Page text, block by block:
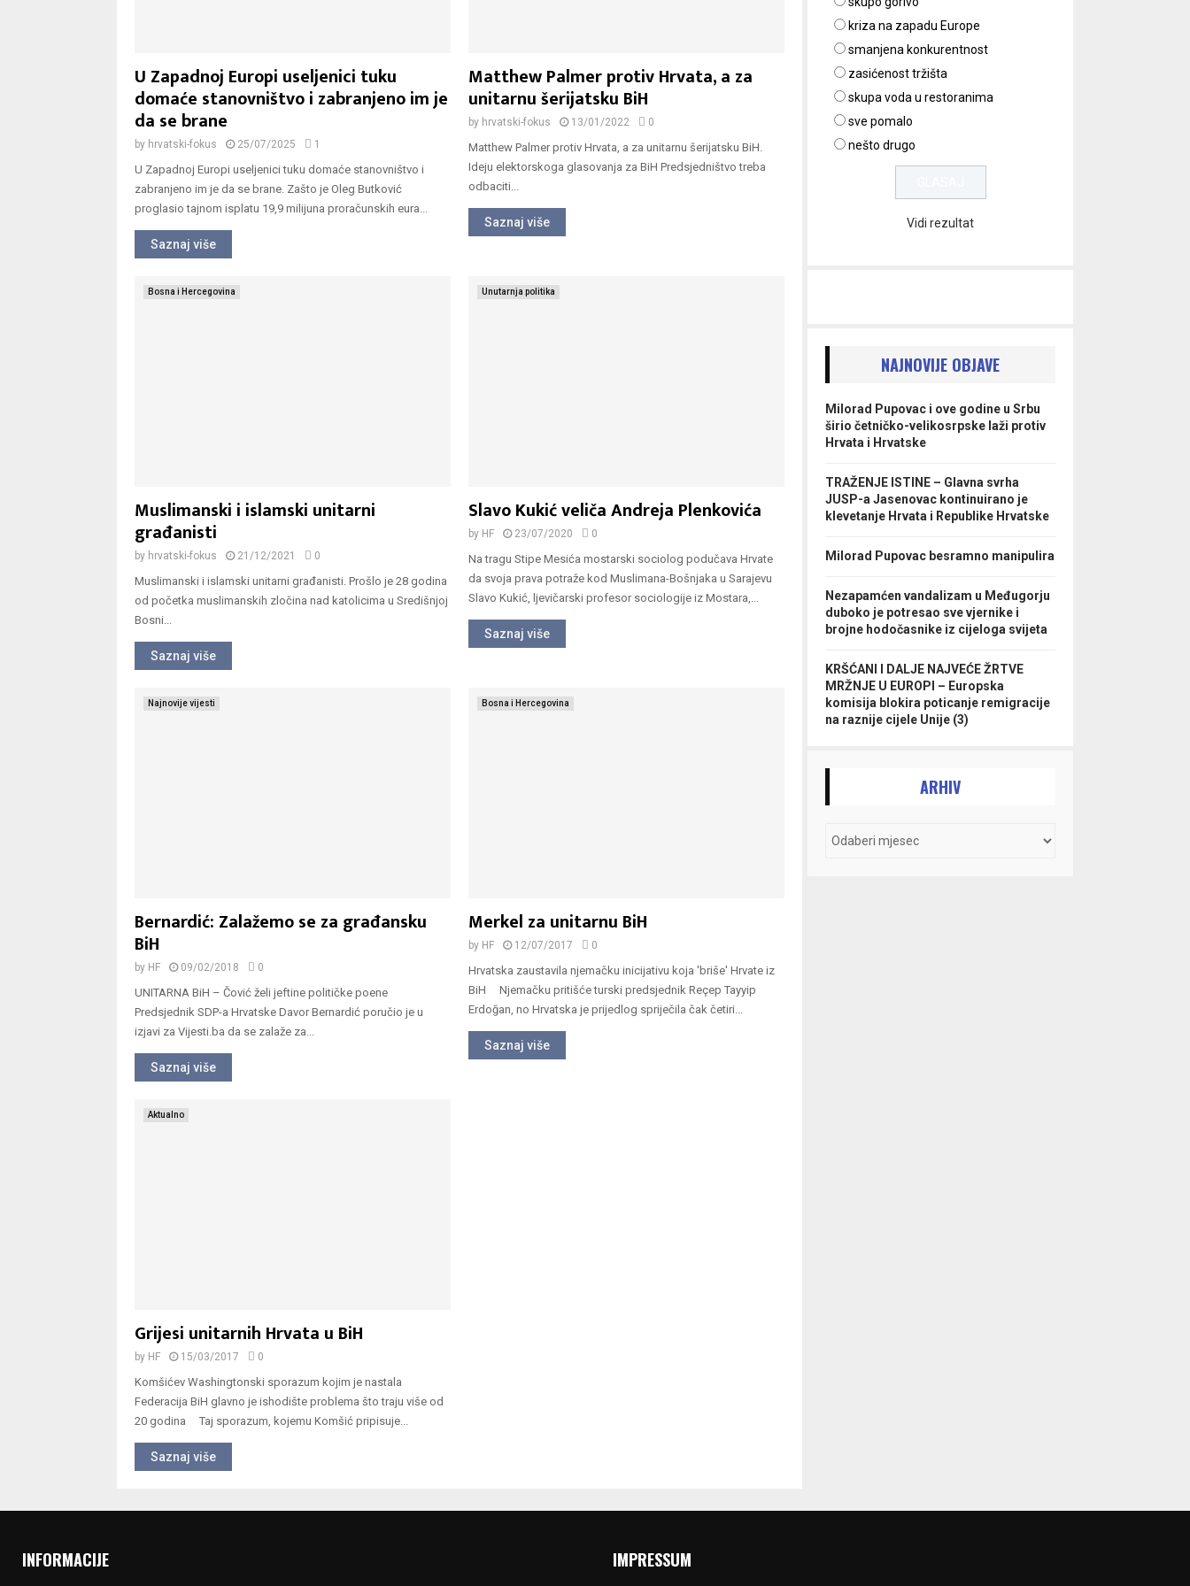
U Zapadnoj Europi useljenici tuku
domaće stanovništvo i zabranjeno im je
da se brane
by hrvatski-fokus 25/07/2025 1
U Zapadnoj Europi useljenici tuku domaće stanovništvo i
zabranjeno im je da se brane. Zašto je Oleg Butković
proglasio tajnom isplatu 19,9 milijuna proračunskih eura...
Saznaj više
Matthew Palmer protiv Hrvata, a za
unitarnu šerijatsku BiH
by hrvatski-fokus 13/01/2022 0
Matthew Palmer protiv Hrvata, a za unitarnu šerijatsku BiH.
Ideju elektorskoga glasovanja za BiH Predsjedništvo treba
odbaciti...
Saznaj više
Bosna i Hercegovina
Muslimanski i islamski unitarni
građanisti
by hrvatski-fokus 21/12/2021 0
Muslimanski i islamski unitarni građanisti. Prošlo je 28 godina
od početka muslimanskih zločina nad katolicima u Središnjoj
Bosni...
Saznaj više
Unutarnja politika
Slavo Kukić veliča Andreja Plenkovića
by HF 23/07/2020 0
Na tragu Stipe Mesića mostarski sociolog podučava Hrvate
da svoja prava potraže kod Muslimana-Bošnjaka u Sarajevu
Slavo Kukić, ljevičarski profesor sociologije iz Mostara,...
Saznaj više
Najnovije vijesti
Bernardić: Zalažemo se za građansku
BiH
by HF 09/02/2018 0
UNITARNA BiH – Čović želi jeftine političke poene
Predsjednik SDP-a Hrvatske Davor Bernardić poručio je u
izjavi za Vijesti.ba da se zalaže za...
Saznaj više
Bosna i Hercegovina
Merkel za unitarnu BiH
by HF 12/07/2017 0
Hrvatska zaustavila njemačku inicijativu koja 'briše' Hrvate iz
BiH Njemačku pritišće turski predsjednik Reçep Tayyip
Erdoğan, no Hrvatska je prijedlog spriječila čak četiri...
Saznaj više
Aktualno
Grijesi unitarnih Hrvata u BiH
by HF 15/03/2017 0
Komšićev Washingtonski sporazum kojim je nastala
Federacija BiH glavno je ishodište problema što traju više od
20 godina Taj sporazum, kojemu Komšić pripisuje...
Saznaj više
kriza na zapadu Europe
smanjena konkurentnost
zasićenost tržišta
skupa voda u restoranima
sve pomalo
nešto drugo
Vidi rezultat
NAJNOVIJE OBJAVE
Milorad Pupovac i ove godine u Srbu
širio četničko-velikosrpske laži protiv
Hrvata i Hrvatske
TRAŽENJE ISTINE – Glavna svrha
JUSP-a Jasenovac kontinuirano je
klevetanje Hrvata i Republike Hrvatske
Milorad Pupovac besramno manipulira
Nezapamćen vandalizam u Međugorju
duboko je potresao sve vjernike i
brojne hodočasnike iz cijeloga svijeta
KRŠĆANI I DALJE NAJVEĆE ŽRTVE
MRŽNJE U EUROPI – Europska
komisija blokira poticanje remigracije
na raznije cijele Unije (3)
ARHIV
INFORMACIJE IMPRESSUM